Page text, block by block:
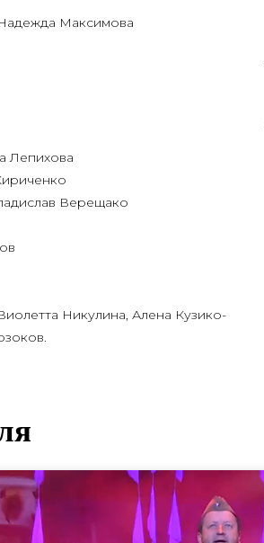
Максимова
Лепихова
Верещако
Нику­ли­на, Але­на Кузи­ко­